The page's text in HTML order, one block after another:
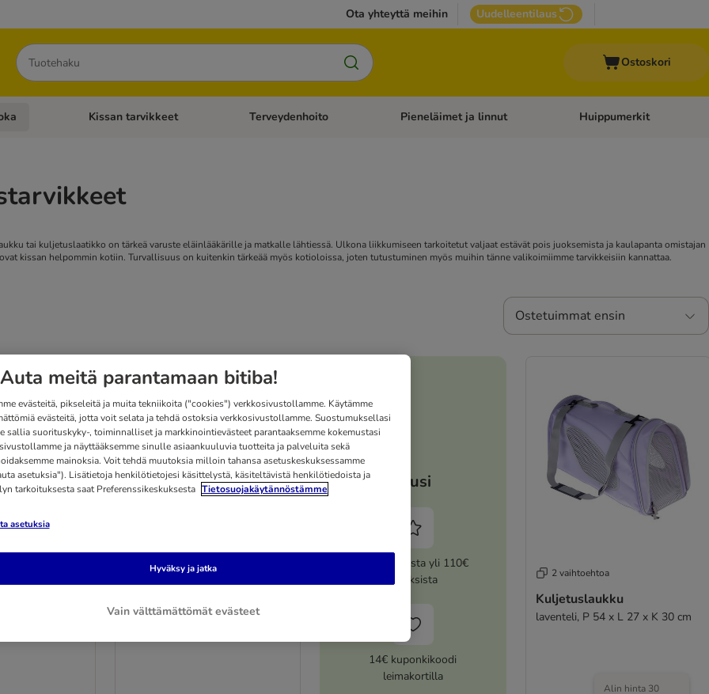
Ota yhteyttä meihin Uudelleentilaus
Hae
Ostoskori
Koiran tarvikkeet
Avaa kategoriavalikko: Kissanruoka
Kissan tarvikkeet Avaa kategoriavalikko: Kissan tarvikkeet
Terveydenhoito Avaa kategoriavalikko: Terveydenhoito
Pieneläimet ja linnut Avaa kategoriavalikko:
Huippumerkit
tai kuljetuslaatikko on tärkeä varuste eläinlääkärille ja matkalle lähtiessä. Ulkona liikkumiseen tarkoitetut valjaat estävät pois juoksemista ja kaulapanta omistajan
kissan helpommin kotiin. Turvallisuus on kuitenkin tärkeää myös kotioloissa, joten tutustuminen myös muihin tänne valikoimiimme tarvikkeisiin kannattaa.
Ostetuimmat ensin
Black
Etusi
5% alennusta yli 110€
tilauksista
14€ kuponkikoodi
leimakortilla
2 vaihtoehtoa
Kuljetuslaukku
laventeli, P 54 x L 27 x K 30 cm
Alin hinta 30
Auta meitä parantamaan bitiba!
evästeitä, pikseleitä ja muita tekniikoita ("cookies") verkkosivustollamme. Käytämme
evästeitä, jotta voit selata ja tehdä ostoksia verkkosivustollamme. Suostumuksellasi
sallia suorituskyky-, toiminnalliset ja markkinointievästeet parantaaksemme kokemustasi
ja näyttääksemme sinulle asiaankuuluvia tuotteita ja palveluita sekä
mainoksia. Voit tehdä muutoksia milloin tahansa asetuskeskuksessamme
asetuksia"). Lisätietoja henkilötietojesi käsittelystä, käsiteltävistä henkilötiedoista ja
tarkoituksesta saat Preferenssikeskuksesta Tietosuojakäytännöstämme
asetuksia
Vain välttämättömät evästeet
Hyväksy ja jatka